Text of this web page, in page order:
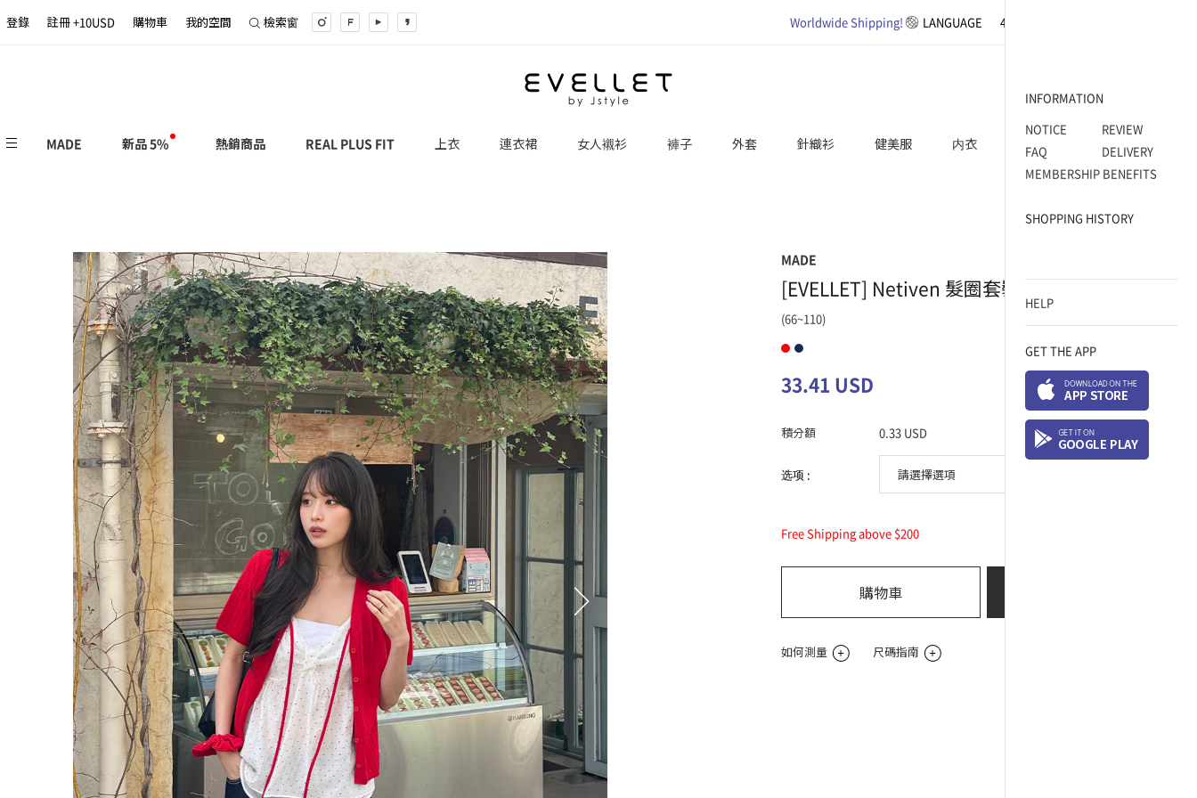
INFORMATION
NOTICE
REVIEW
FAQ
DELIVERY
MEMBERSHIP BENEFITS
SHOPPING HISTORY
HELP
GET THE APP
登錄 註冊 +10USD 購物車 我的空間 檢索窗 Worldwide Shipping! LANGUAGE 4XL SIZE
MADE 新品 5% 熱銷商品 REAL PLUS FIT 上衣 連衣裙 女人襯衫 褲子 外套 針織衫 健美服 内衣 ACCESSORY
MADE
[EVELLET] Netiven 髮圈套裝 短袖髮圈開襟襯衫
(66~110)
33.41 USD
積分額 0.33 USD
选项 :
Free Shipping above $200
購物車
如何測量 尺碼指南